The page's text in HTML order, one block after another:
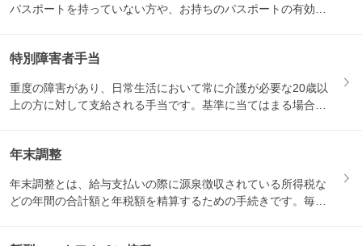
パスポートを持っていない方や、お持ちのパスポートの有効期
特別障害者手当
重度の障害があり、日常生活において常に介護が必要な20歳以
上の方に対して支給される手当です。基準に当てはまる場合に
年末調整
年末調整とは、給与支払いの際に源泉徴収されている所得税な
どの年間の合計額と年税額を精算するための手続きです。毎年